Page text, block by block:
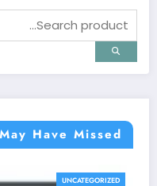
Have Missed
UNCATEGORIZED